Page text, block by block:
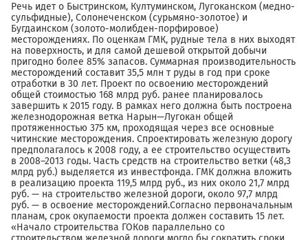
Речь идет о Быстринском, Култуминском, Лугоканском (медно-
сульфидные), Солонеченском (сурьмяно-золотое) и
Бугдаинском (золото-молибден-порфировое)
месторождениях. По оценкам ГМК, рудные тела в них выходят
на поверхность, и для самой дешевой открытой добычи
пригодно более 85% запасов. Суммарная производительность
месторождений составит 35,5 млн т руды в год при сроке
отработки в 30 лет. Проект по освоению месторождений
общей стоимостью 168 млрд руб. ранее планировалось
завершить к 2015 году. В рамках него должна быть построена
железнодорожная ветка Нарын—Лугокан общей
протяженностью 375 км, проходящая через все основные
читинские месторождения. Спроектировать железную дорогу
предполагалось к 2008 году, а ее строительство осуществить
в 2008–2013 годы. Часть средств на строительство ветки (48,3
млрд руб.) выделяется из инвестфонда. ГМК должна вложить
в реализацию проекта 119,5 млрд руб., из них около 21,7 млрд
руб. — на строительство железной дороги, около 97,7 млрд
руб. — в освоение месторождений.Согласно первоначальным
планам, срок окупаемости проекта должен составить 15 лет.
«Начало строительства ГОКов параллельно со